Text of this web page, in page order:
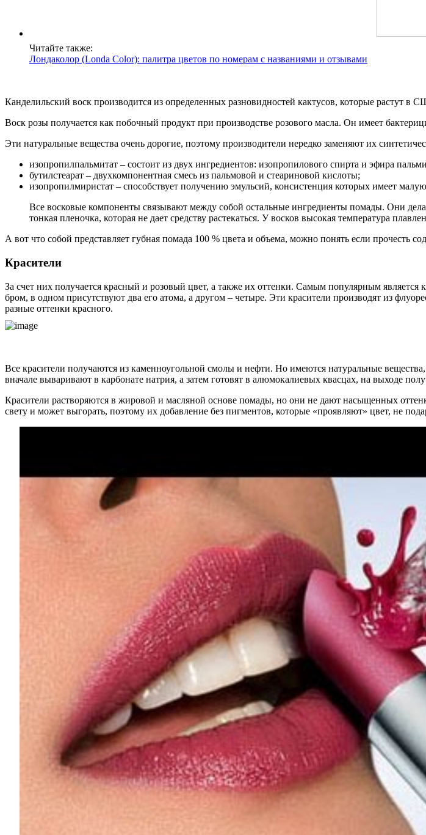
Читайте также:
Лондаколор (Londa Color): палитра цветов по номерам с названиями и отзывами
Канделильский воск производится из определенных разновидностей кактусов, которые растут в
Воск розы получается как побочный продукт при производстве розового масла. Он имеет
Эти натуральные вещества очень дорогие, поэтому производители нередко заменяют их
изопропилпальмитат – состоит из двух ингредиентов: изопропилового спирта и эфира
бутилстеарат – двухкомпонентная смесь из пальмовой и стеариновой кислоты;
изопропилмиристат – способствует получению эмульсий, консистенция которых имеет
Все восковые компоненты связывают между собой остальные ингредиенты помады. Они
тонкая пленочка, которая не дает средству растекаться. У восков высокая температура
А вот что собой представляет губная помада 100 % цвета и объема, можно понять если прочесть
Красители
За счет них получается красный и розовый цвет, а также их оттенки. Самым популярным
бром, в одном присутствуют два его атома, а другом – четыре. Эти красители производят из
разные оттенки красного.
Все красители получаются из каменноугольной смолы и нефти. Но имеются натуральные
вначале вываривают в карбонате натрия, а затем готовят в алюмокалиевых квасцах, на выходе
Красители растворяются в жировой и масляной основе помады, но они не дают насыщенных
свету и может выгорать, поэтому их добавление без пигментов, которые «проявляют» цвет, не